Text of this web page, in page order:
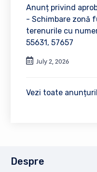
Anunț privind
- Schimbare zonă
terenurile cu
55631, 57657
July 2, 2026
Vezi toate
Despre